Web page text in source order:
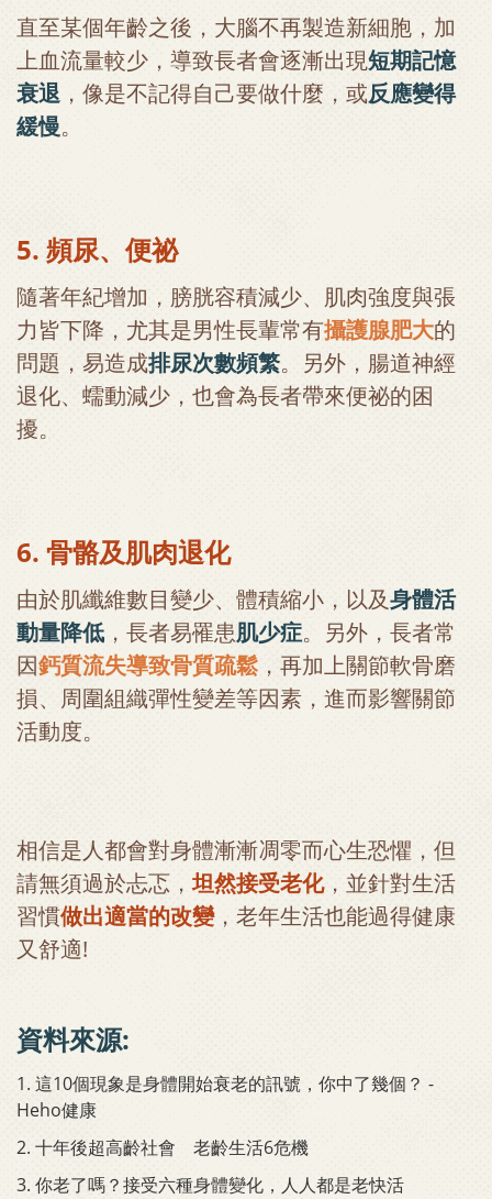
直至某個年齡之後，大腦不再製造新細胞，加
上血流量較少，導致長者會逐漸出現短期記憶
衰退 ，像是不記得自己要做什麼，或反應變得
緩慢。
5. 頻尿、便祕
隨著年紀增加，膀胱容積減少、肌肉強度與張
力皆下降，尤其是男性長輩常有攝護腺肥大的
問題，易造成排尿次數頻繁。另外，腸道神經
退化、蠕動減少，也會為長者帶來便祕的困
擾。
6. 骨骼及肌肉退化
由於肌纖維數目變少、體積縮小，以及身體活
動量降低 ，長者易罹患肌少症。另外，長者常
因鈣質流失導致骨質疏鬆 ，再加上關節軟骨磨
損、周圍組織彈性變差等因素，進而影響關節
活動度。
相信是人都會對身體漸漸凋零而心生恐懼，但
請無須過於忐忑，坦然接受老化，並針對生活
習慣做出適當的改變，老年生活也能過得健康
又舒適!
資料來源:
1. 這10個現象是身體開始衰老的訊號，你中了幾個？ -
Heho健康
2. 十年後超高齡社會 老齡生活6危機
3. 你老了嗎？接受六種身體變化，人人都是老快活